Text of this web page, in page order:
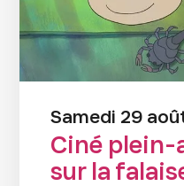
Samedi 29
Ciné plein-
sur la